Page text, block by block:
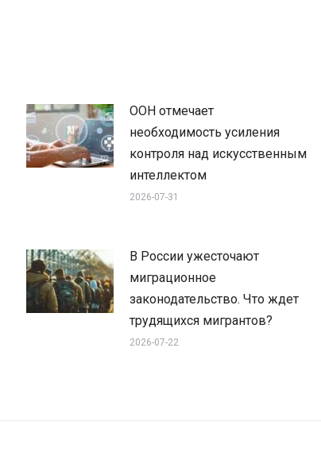
ООН отмечает
необходимость усиления
контроля над искусственным
интеллектом
2026-07-31
В России ужесточают
миграционное
законодательство. Что ждет
трудящихся мигрантов?
2026-07-22